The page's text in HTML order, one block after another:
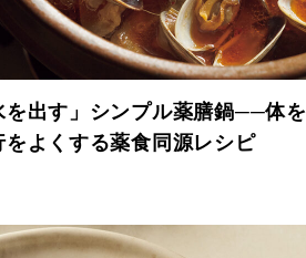
を出す」シンプル薬膳鍋──体を
をよくする薬食同源レシピ